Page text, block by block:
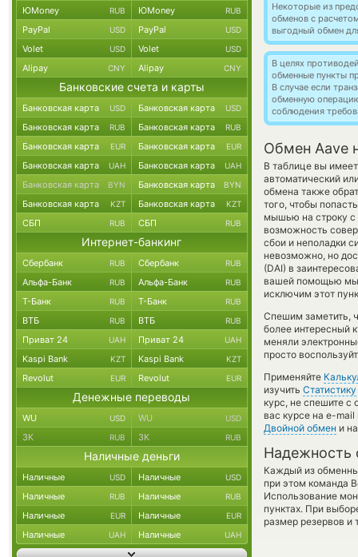
Некоторые из
обменов с
выгодный обмен
В целях
обменные пункты
В случае если
обменную
соблюдения
Обмен Aave
В таблице вы
автоматический
обмена также
того, чтобы
мышью на строку с
возможность
сбои и неполадки
невозможно, но
(DAI) в
вашей помощью мы
исключим этот
Спешим заметить,
более интересный
меняли
просто
Применяйте
изучить Статистику
курс, не спешите с
вас курсе на e-
Двойной обмен и
Надежность
Каждый из
при этом команда
Использование
пунктах. При
размер резервов и
ЮMoney RUB ЮMoney RUB
PayPal USD PayPal USD
Volet USD Volet USD
Alipay CNY Alipay CNY
Банковские счета и карты
Банковская карта USD Банковская карта USD
Банковская карта RUB Банковская карта RUB
Банковская карта EUR Банковская карта EUR
Банковская карта UAH Банковская карта UAH
Банковская карта BYN Банковская карта BYN
Банковская карта KZT Банковская карта KZT
СБП RUB СБП RUB
Интернет-банкинг
Сбербанк RUB Сбербанк RUB
Альфа-Банк RUB Альфа-Банк RUB
Т-Банк RUB Т-Банк RUB
ВТБ RUB ВТБ RUB
Приват 24 UAH Приват 24 UAH
Kaspi Bank KZT Kaspi Bank KZT
Revolut EUR Revolut EUR
Денежные переводы
WU USD WU USD
ЗК RUB ЗК RUB
Наличные деньги
Наличные USD Наличные USD
Наличные RUB Наличные RUB
Наличные EUR Наличные EUR
Наличные UAH Наличные UAH